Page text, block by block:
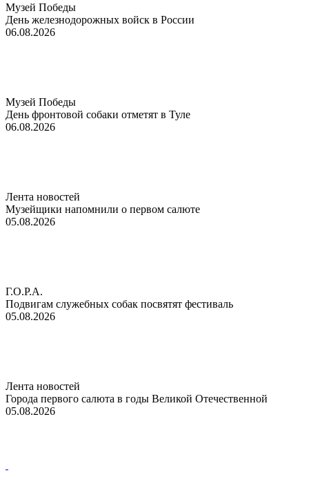
Музей Победы
День железнодорожных войск в России
06.08.2026
Музей Победы
День фронтовой собаки отметят в Туле
06.08.2026
Лента новостей
Музейщики напомнили о первом салюте
05.08.2026
Г.О.Р.А.
Подвигам служебных собак посвятят фестиваль
05.08.2026
Лента новостей
Города первого салюта в годы Великой Отечественной
05.08.2026